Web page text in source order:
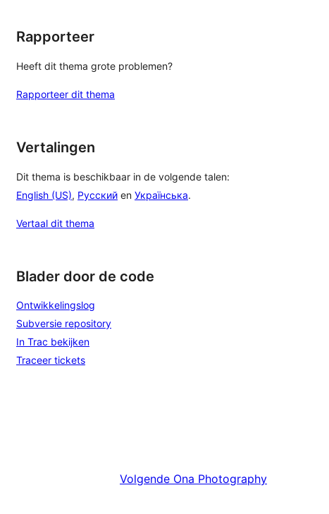
Rapporteer
Heeft dit thema grote problemen?
Rapporteer dit thema
Vertalingen
Dit thema is beschikbaar in de volgende talen:
English (US), Русский en Українська.
Vertaal dit thema
Blader door de code
Ontwikkelingslog
Subversie repository
In Trac bekijken
Traceer tickets
Volgende Ona Photography